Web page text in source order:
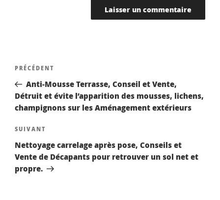
Navigation
l’article
Article
précédent
PRÉCÉDENT
Anti-Mousse Terrasse, Conseil et Vente,
Détruit et évite l’apparition des mousses, lichens,
champignons sur les Aménagement extérieurs
Article
suivant
SUIVANT
Nettoyage carrelage après pose, Conseils et
Vente de Décapants pour retrouver un sol net et
propre.